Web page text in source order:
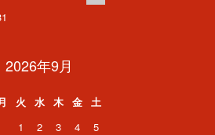
2026年9月
火 水 木 金
土
1
2 3 4
5